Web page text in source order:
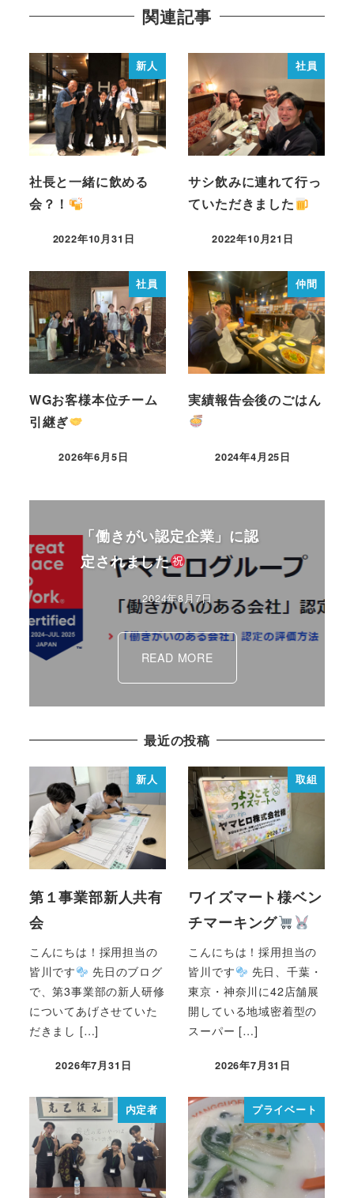
関連記事
新人
社長と一緒に飲める
会？！
2022年10月31日
社員
サシ飲みに連れて行っ
ていただきました
2022年10月21日
社員
WGお客様本位チーム
引継ぎ
2026年6月5日
仲間
実績報告会後のごはん
2024年4月25日
「働きがい認定企業」に認
定されました
2024年8月7日
READ MORE
最近の投稿
新人
第１事業部新人共有
会
こんにちは！採用担当の
皆川です
先日のブログ
で、第3事業部の新人研修
についてあげさせていた
だきまし […]
2026年7月31日
取組
ワイズマート様ベン
チマーキング
こんにちは！採用担当の
皆川です
先日、千葉・
東京・神奈川に42店舗展
開している地域密着型の
スーパー […]
2026年7月31日
内定者 プライベート